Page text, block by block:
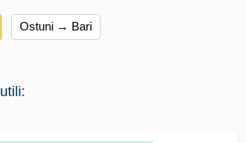
Ostuni → Bari